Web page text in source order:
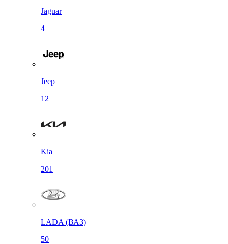
Jaguar
4
Jeep
12
Kia
201
LADA (ВАЗ)
50